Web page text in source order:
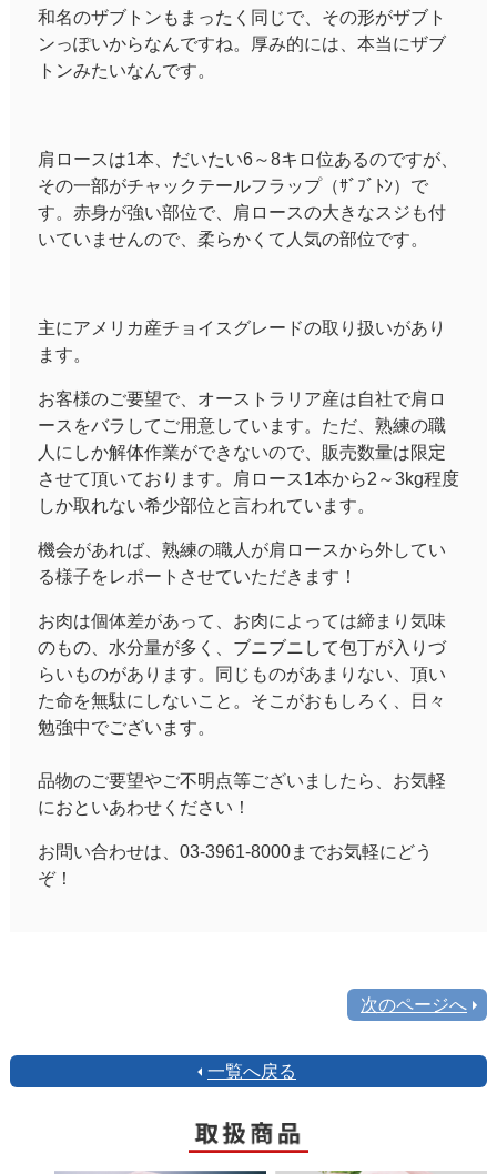
和名のザブトンもまったく同じで、その形がザブト
ンっぽいからなんですね。厚み的には、本当にザブ
トンみたいなんです。
肩ロースは1本、だいたい6～8キロ位あるのですが、
その一部がチャックテールフラップ（ｻﾞﾌﾞﾄﾝ）で
す。赤身が強い部位で、肩ロースの大きなスジも付
いていませんので、柔らかくて人気の部位です。
主にアメリカ産チョイスグレードの取り扱いがあり
ます。
お客様のご要望で、オーストラリア産は自社で肩ロ
ースをバラしてご用意しています。ただ、熟練の職
人にしか解体作業ができないので、販売数量は限定
させて頂いております。肩ロース1本から2～3kg程度
しか取れない希少部位と言われています。
機会があれば、熟練の職人が肩ロースから外してい
る様子をレポートさせていただきます！
お肉は個体差があって、お肉によっては締まり気味
のもの、水分量が多く、ブニブニして包丁が入りづ
らいものがあります。同じものがあまりない、頂い
た命を無駄にしないこと。そこがおもしろく、日々
勉強中でございます。
品物のご要望やご不明点等ございましたら、お気軽
におといあわせください！
お問い合わせは、03-3961-8000までお気軽にどう
ぞ！
次のページへ
一覧へ戻る